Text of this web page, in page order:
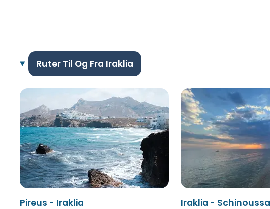
Ruter Til Og Fra Iraklia
Pireus - Iraklia Iraklia - Schinoussa